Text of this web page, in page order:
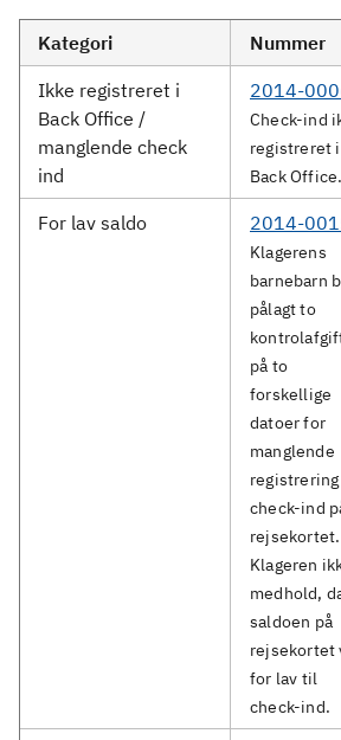
Kategori Nummer
Ikke registreret i
Back Office /
manglende check
ind
2014-
Check-ind
registreret i
Back Office.
For lav saldo 2014-
Klagerens
barnebarn
pålagt to
på to
forskellige
datoer for
manglende
check-ind
rejsekortet.
Klageren
medhold,
saldoen på
rejsekortet
for lav til
check-ind.